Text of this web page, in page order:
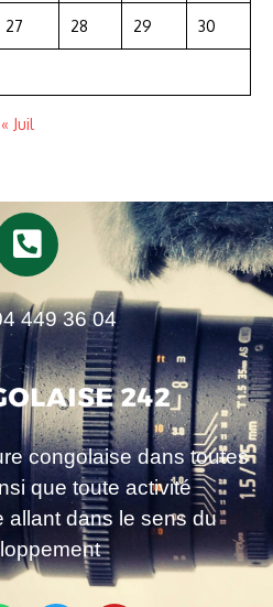
27 28 29 30
« Juil
449 36 04
congolaise dans toutes
que toute activité
allant dans le sens du